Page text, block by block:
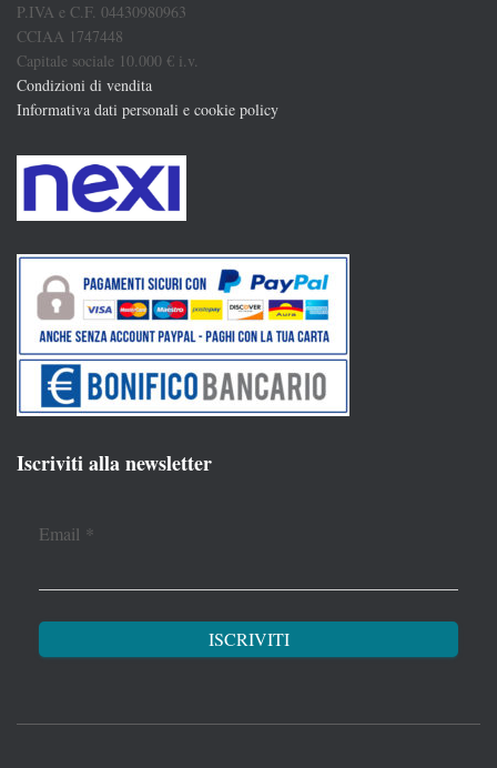
P.IVA e C.F. 04430980963
CCIAA 1747448
Capitale sociale 10.000 € i.v.
Condizioni di vendita
Informativa dati personali e cookie policy
Iscriviti alla newsletter
Email *